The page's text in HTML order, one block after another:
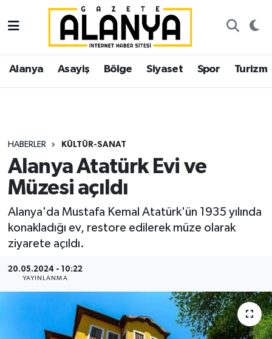
Alanya Asayiş Bölge Siyaset Spor Turizm
HABERLER KÜLTÜR-SANAT
Alanya Atatürk Evi ve
Müzesi açıldı
Alanya'da Mustafa Kemal Atatürk'ün 1935 yılında
konakladığı ev, restore edilerek müze olarak
ziyarete açıldı.
20.05.2024 - 10:22
YAYINLANMA
Alanya
Asayiş
Siyaset
Spor
Ekonomi
İstanbul Nöbetçi Eczaneler
İstanbul Hava Durumu
Süper Lig Puan Durumu ve Fikstür
Tüm Manşetler
Son Dakika Haberleri
Haber Arşivi